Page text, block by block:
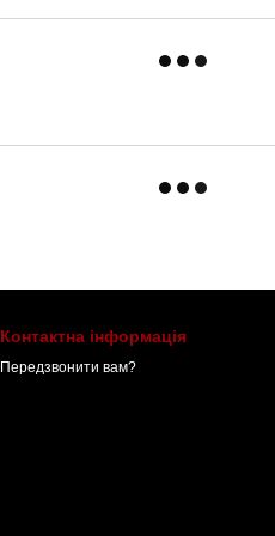
Контактна інформація
Передзвонити вам?